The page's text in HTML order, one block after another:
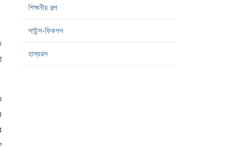
শিক্ষনীয় গল্প
সাইন্স-ফিকশন
হাস্যরস